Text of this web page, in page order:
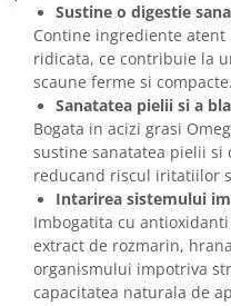
Sustine o digestie
Contine ingrediente
ridicata, ce contribuie la
scaune ferme si compacte.
Sanatatea pielii si a
Bogata in acizi grasi
sustine sanatatea pielii si
reducand riscul iritatiilor
Intarirea sistemului
Imbogatita cu
extract de rozmarin,
organismului impotriva
capacitatea naturala de